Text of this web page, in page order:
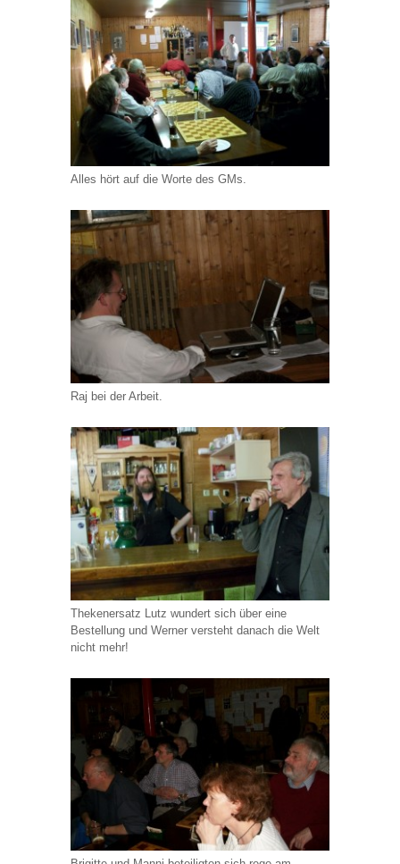
Alles hört auf die Worte des GMs.
Raj bei der Arbeit.
Thekenersatz Lutz wundert sich über eine
Bestellung und Werner versteht danach die Welt
nicht mehr!